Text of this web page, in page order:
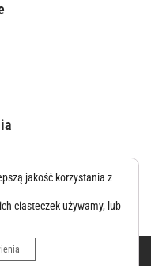
Wykonanie:
jakość korzystania z
ciasteczek używamy, lub